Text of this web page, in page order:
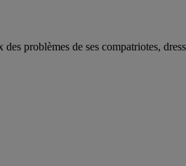
problèmes de ses compatriotes,